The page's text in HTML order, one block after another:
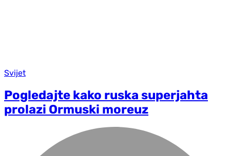
Svijet
Pogledajte kako ruska superjahta
prolazi Ormuski moreuz